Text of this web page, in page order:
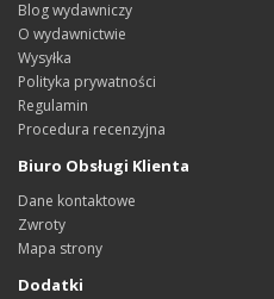
Blog wydawniczy
O wydawnictwie
Wysyłka
Polityka prywatności
Regulamin
Procedura recenzyjna
Biuro Obsługi Klienta
Dane kontaktowe
Zwroty
Mapa strony
Dodatki